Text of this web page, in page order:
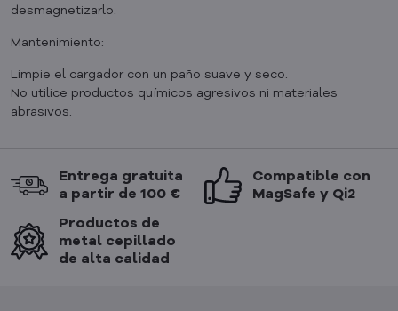
desmagnetizarlo.
Mantenimiento:
Limpie el cargador con un paño suave y seco.
No utilice productos químicos agresivos ni materiales
abrasivos.
Entrega gratuita
a partir de 100 €
Compatible con
MagSafe y Qi2
Productos de
metal cepillado
de alta calidad